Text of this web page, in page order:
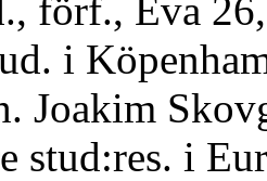
förf., Eva
i
Joakim
stud:res. i